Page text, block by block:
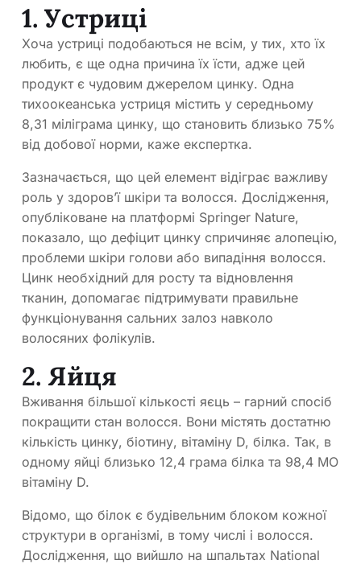
1. Устриці
Хоча устриці подобаються не всім, у тих, хто їх
любить, є ще одна причина їх їсти, адже цей
продукт є чудовим джерелом цинку. Одна
тихоокеанська устриця містить у середньому
8,31 міліграма цинку, що становить близько 75%
від добової норми, каже експертка.
Зазначається, що цей елемент відіграє важливу
роль у здоров’ї шкіри та волосся. Дослідження,
опубліковане на платформі Springer Nature,
показало, що дефіцит цинку спричиняє алопецію,
проблеми шкіри голови або випадіння волосся.
Цинк необхідний для росту та відновлення
тканин, допомагає підтримувати правильне
функціонування сальних залоз навколо
волосяних фолікулів.
2. Яйця
Вживання більшої кількості яєць – гарний спосіб
покращити стан волосся. Вони містять достатню
кількість цинку, біотину, вітаміну D, білка. Так, в
одному яйці близько 12,4 грама білка та 98,4 МО
вітаміну D.
Відомо, що білок є будівельним блоком кожної
структури в організмі, в тому числі і волосся.
Дослідження, що вийшло на шпальтах National